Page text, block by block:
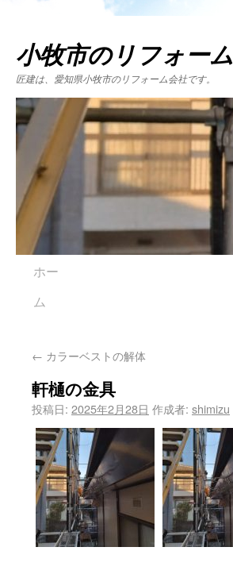
小牧市のリフォー
匠建は、愛知県小牧市のリフォーム会社です。
ホー
ム
← カラーベストの解体
軒樋の金具
投稿日: 2025年2月28日 作成者: shimizu